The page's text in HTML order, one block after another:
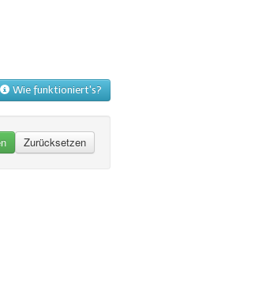
Wie funktioniert's?